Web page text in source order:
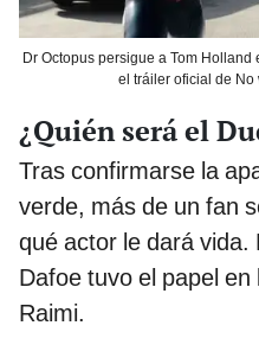
Dr Octopus persigue a Tom
el tráiler oficial de No
¿Quién será el
Tras confirmarse la
verde, más de un fan
qué actor le dará vida.
Dafoe tuvo el papel
Raimi.